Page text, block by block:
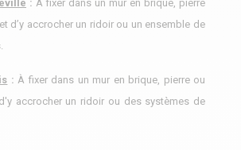
: À fixer dans un mur en brique, pierre
d’y accrocher un ridoir ou un ensemble de
: À fixer dans un mur en brique, pierre ou
accrocher un ridoir ou des systèmes de